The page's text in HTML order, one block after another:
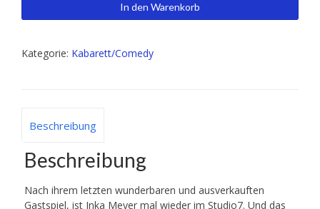
°
Meyer
In den Warenkorb
Kategorie: Kabarett/Comedy
Beschreibung
Beschreibung
Nach ihrem letzten wunderbaren und ausverkauften
Gastspiel, ist Inka Meyer mal wieder im Studio7. Und das